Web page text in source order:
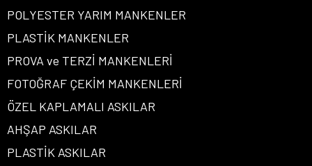
POLYESTER YARIM MANKENLER
PLASTİK MANKENLER
PROVA ve TERZİ MANKENLERİ
FOTOĞRAF ÇEKİM MANKENLERİ
ÖZEL KAPLAMALI ASKILAR
AHŞAP ASKILAR
PLASTİK ASKILAR